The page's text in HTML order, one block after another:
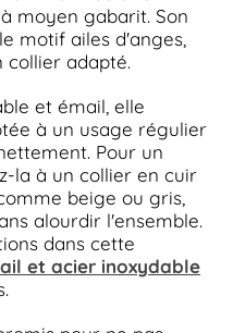
moyen gabarit. Son
motif ailes d'anges,
collier adapté.
et émail, elle
à un usage régulier
Pour un
la à un collier en cuir
beige ou gris,
alourdir l'ensemble.
dans cette
et acier inoxydable